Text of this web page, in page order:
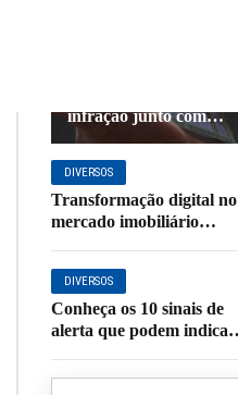
infração junto com
multa de trânsito;
entenda
DIVERSOS
Transformação digital no
mercado imobiliário
DIVERSOS
Conheça os 10 sinais de
alerta que podem indicar
demências